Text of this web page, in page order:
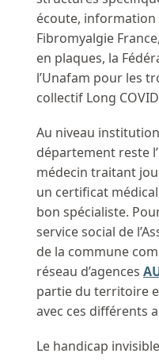
écoute, information
Fibromyalgie
en plaques, la
l’Unafam pour les
collectif Long
Au niveau
département reste
médecin traitant
un certificat
bon spécialiste.
service social de
de la commune
réseau d’agences
partie du territoire
avec ces différents
Le handicap